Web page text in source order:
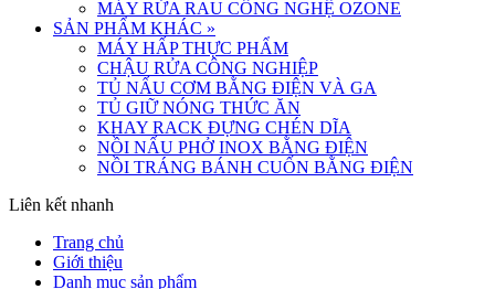
MÁY RỬA RAU CÔNG NGHỆ OZONE
SẢN PHẨM KHÁC »
MÁY HẤP THỰC PHẨM
CHẬU RỬA CÔNG NGHIỆP
TỦ NẤU CƠM BẰNG ĐIỆN VÀ GA
TỦ GIỮ NÓNG THỨC ĂN
KHAY RACK ĐỰNG CHÉN DĨA
NỒI NẤU PHỞ INOX BẰNG ĐIỆN
NỒI TRÁNG BÁNH CUỐN BẰNG ĐIỆN
Liên kết nhanh
Trang chủ
Giới thiệu
Danh mục sản phẩm